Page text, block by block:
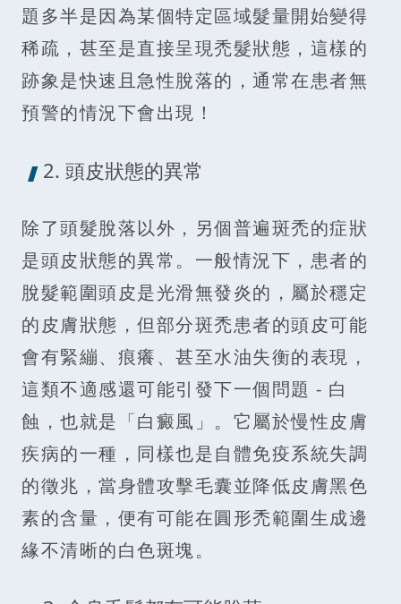
題多半是因為某個特定區域髮量開始變得
稀疏，甚至是直接呈現禿髮狀態，這樣的
跡象是快速且急性脫落的，通常在患者無
預警的情況下會出現！
2. 頭皮狀態的異常
除了頭髮脫落以外，另個普遍斑禿的症狀
是頭皮狀態的異常。一般情況下，患者的
脫髮範圍頭皮是光滑無發炎的，屬於穩定
的皮膚狀態，但部分斑禿患者的頭皮可能
會有緊繃、痕癢、甚至水油失衡的表現，
這類不適感還可能引發下一個問題 - 白
蝕，也就是「白癜風」。它屬於慢性皮膚
疾病的一種，同樣也是自體免疫系統失調
的徵兆，當身體攻擊毛囊並降低皮膚黑色
素的含量，便有可能在圓形禿範圍生成邊
緣不清晰的白色斑塊。